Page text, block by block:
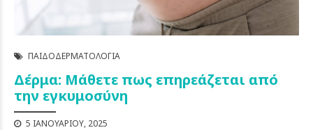
ΠΑΙΔΟΔΕΡΜΑΤΟΛΟΓΊΑ
Δέρμα: Μάθετε πως επηρεάζεται από
την εγκυμοσύνη
5 ΙΑΝΟΥΑΡΊΟΥ, 2025